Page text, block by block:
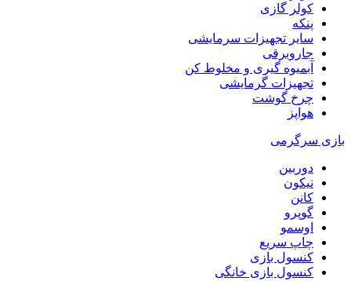
کولر گازی
پنکه
سایر تجهیزات سرمایشی
جاروبرقی
آبمیوه گیری و مخلوط کن
تجهیزات گرمایشی
چرخ گوشت
هواپز
بازی سرگرمی
دوربین
نیکون
کانن
گوپرو
اوسمو
چاپ سریع
کنسول بازی
کنسول بازی خانگی